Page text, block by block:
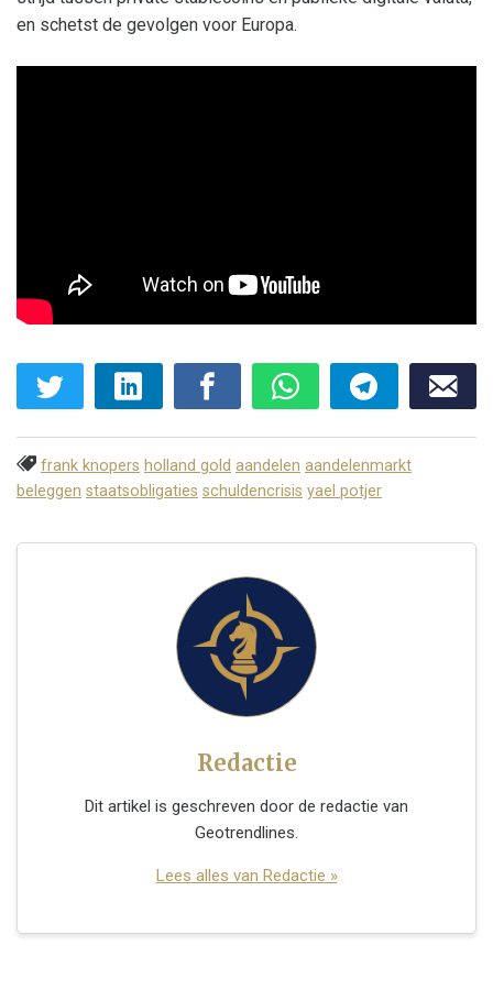
en schetst de gevolgen voor Europa.
frank knopers holland gold aandelen aandelenmarkt
beleggen staatsobligaties schuldencrisis yael potjer
Redactie
Dit artikel is geschreven door de redactie van
Geotrendlines.
Lees alles van Redactie »